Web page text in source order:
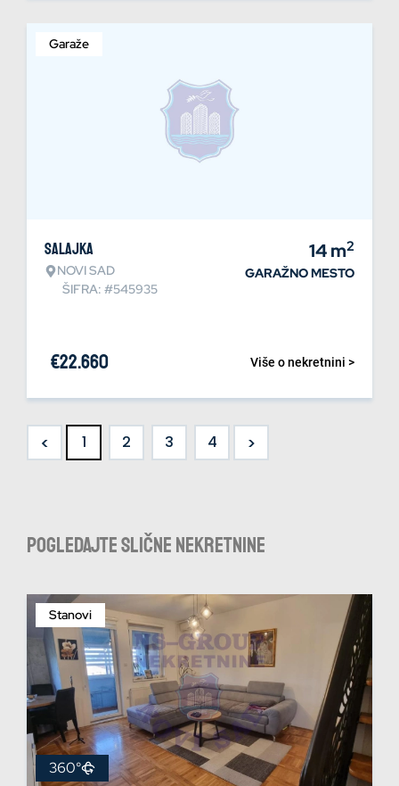
Garaže
Salajka
NOVI SAD
ŠIFRA: #545935
14m2
GARAŽNO MESTO
Više o nekretnini >
€22.660
< 1 2 3 4 >
Pogledajte slične nekretnine
Stanovi
360°